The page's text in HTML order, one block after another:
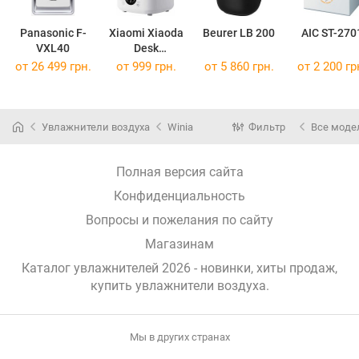
Panasonic F-
VXL40
Xiaomi Xiaoda
Desk
Humidifier
Beurer LB 200 AIC ST-
от 26 499 грн. от 999 грн. от 5 860 грн. от 2 200
Увлажнители воздуха Winia Фильтр Все
Полная версия сайта
Конфиденциальность
Вопросы и пожелания по сайту
Магазинам
Каталог увлажнителей 2026 - новинки, хиты продаж,
купить увлажнители воздуха.
Мы в других странах